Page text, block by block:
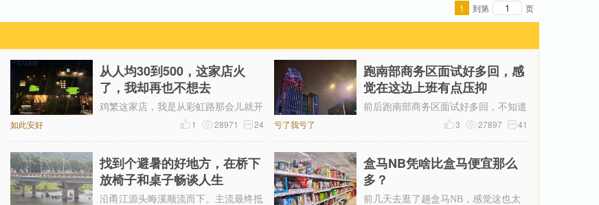
1 到第 页
从人均30到500，这家店火
了，我却再也不想去
鸡繁这家店，我是从彩虹路那会儿就开
始吃的，那时候觉得它特别有个性。网
上骂声再多，我也愿意去，那时候感
如此安好 24
28971
1
跑南部商务区面试好多回，感
觉在这边上班有点压抑
前后跑南部商务区面试好多回，不知道
为什么，一直对这片商务区提不起好
感。成片密集写字楼自带压抑感，上下
亏了我亏了 41
27897
3
找到个避暑的好地方，在桥下
放椅子和桌子畅谈人生
沿甬江源头晦溪顺流而下。主流最终抵
盒马NB凭啥比盒马便宜那么
多？
前几天去逛了趟盒马NB，感觉这也太